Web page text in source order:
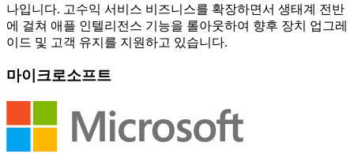
나입니다. 고수익 서비스 비즈니스를 확장하면서 생태계 전반
에 걸쳐 애플 인텔리전스 기능을 롤아웃하여 향후 장치 업그레
이드 및 고객 유지를 지원하고 있습니다.
마이크로소프트